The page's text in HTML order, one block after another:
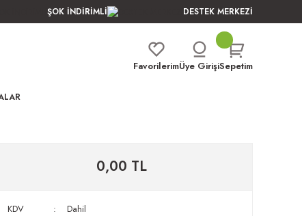
ŞOK İNDİRİMLİ DESTEK MERKEZİ
FavorilerimÜye GirişiSepetim
0,00 TL
KDV
Dahil